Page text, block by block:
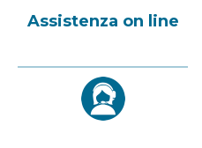
Assistenza on line